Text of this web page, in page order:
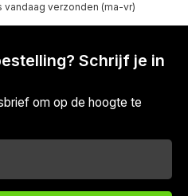
vandaag verzonden (ma-vr)
Schrijf je in
om op de hoogte te